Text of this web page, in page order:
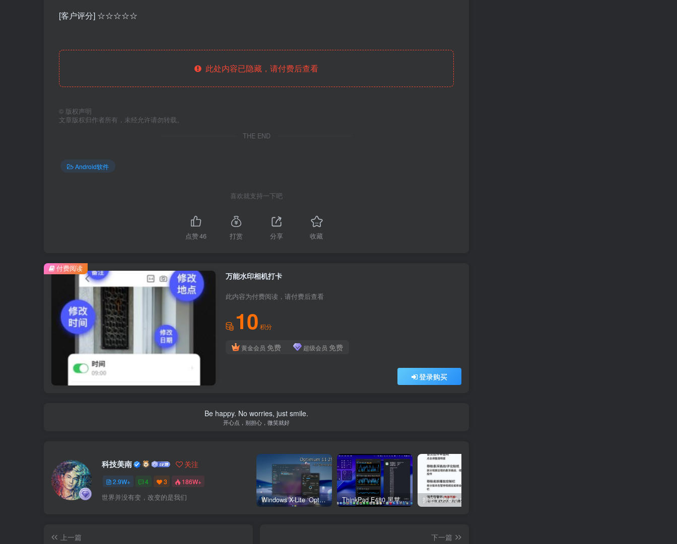
[客户评分] ☆☆☆☆☆
此处内容已隐藏，请付费后查看
© 版权声明
文章版权归作者所有，未经允许请勿转载。
THE END
Android软件
喜欢就支持一下吧
点赞46 打赏 分享 收藏
万能水印相机打卡
此内容为付费阅读，请付费后查看
10 积分
黄金会员 免费 超级会员 免费
登录购买
付费阅读
Be happy. No worries, just smile.
开心点，别担心，微笑就好
科技美南 关注
2.9W+ 4 3 186W+
世界并没有变，改变的是我们 Windows X-Lite ‘Optimum 11’ 25H2 Pro v2 ThinkPad E480 黑苹果完美Tahoe的EFI分享（2026.03.01更新） 抖音V36.5.0 内置模块
上一篇 下一篇